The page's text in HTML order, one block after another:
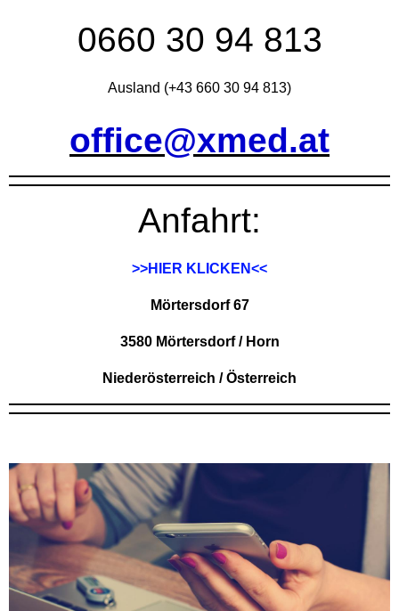
0660 30 94 813
Ausland (+43 660 30 94 813)
office@xmed.at
Anfahrt:
>>HIER KLICKEN<<
Mörtersdorf 67
3580 Mörtersdorf / Horn
Niederösterreich / Österreich